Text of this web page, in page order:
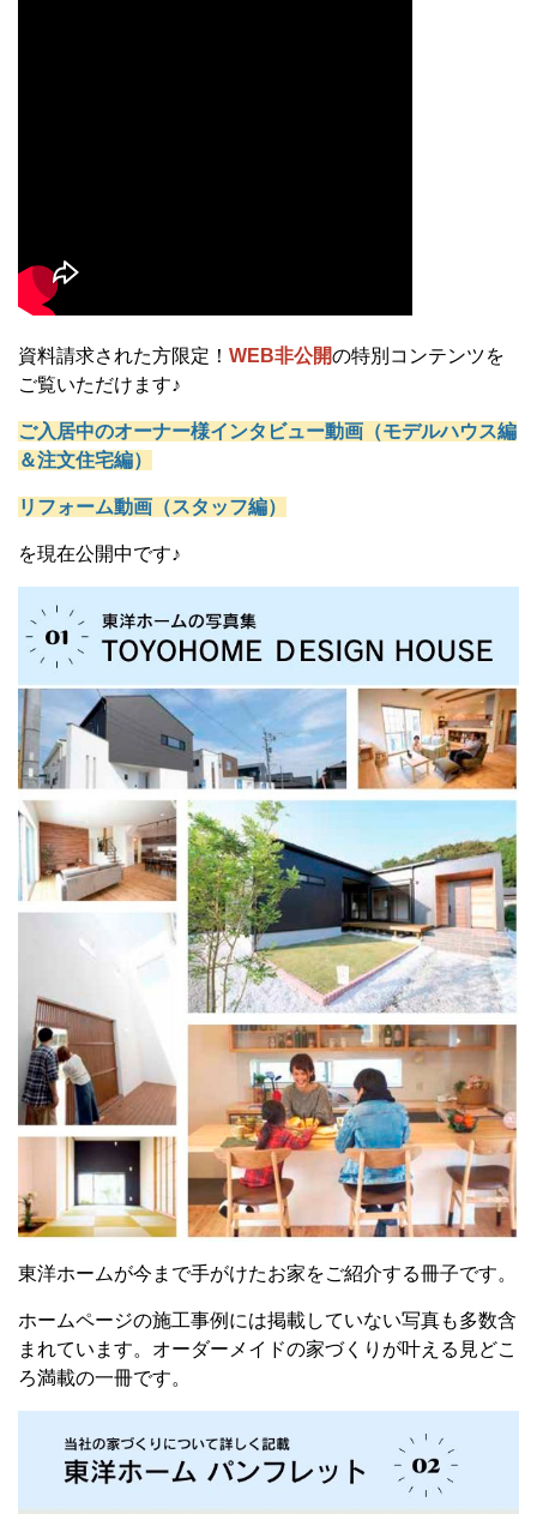
資料請求された方限定！ WEB非公開の特別コンテンツを
ご覧いただけます♪
ご入居中のオーナー様インタビュー動画（モデルハウス編
＆注文住宅編）
リフォーム動画（スタッフ編）
を現在公開中です♪
東洋ホームが今まで手がけたお家をご紹介する冊子です。
ホームページの施工事例には掲載していない写真も多数含
まれています。 オーダーメイドの家づくりが叶える 見どこ
ろ満載の一冊です。